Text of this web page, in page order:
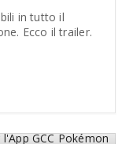
in tutto il
Ecco il trailer.